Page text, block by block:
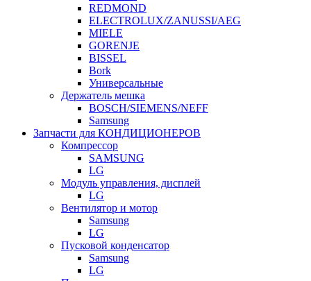
REDMOND
ELECTROLUX/ZANUSSI/AEG
MIELE
GORENJE
BISSEL
Bork
Универсальные
Держатель мешка
BOSCH/SIEMENS/NEFF
Samsung
Запчасти для КОНДИЦИОНЕРОВ
Компрессор
SAMSUNG
LG
Модуль управления, дисплей
LG
Вентилятор и мотор
Samsung
LG
Пусковой конденсатор
Samsung
LG